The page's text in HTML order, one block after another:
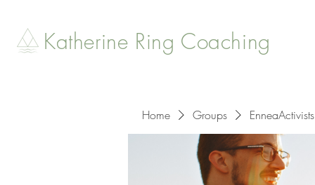
Katherine Ring Coaching
Home Groups EnneaActivists